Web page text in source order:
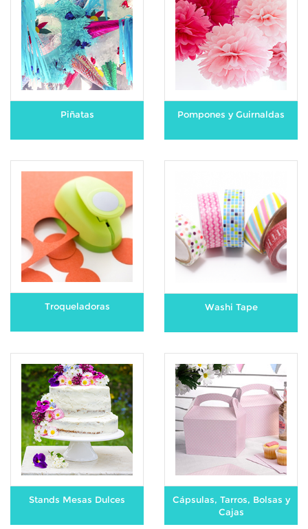
Piñatas Pompones y Guirnaldas
Troqueladoras Washi Tape
Stands Mesas Dulces
Cápsulas, Tarros, Bolsas y
Cajas